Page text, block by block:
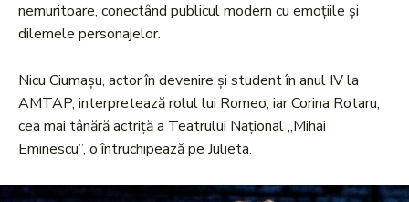
nemuritoare, conectând publicul modern cu emoțiile și
dilemele personajelor.
Nicu Ciumașu, actor în devenire și student în anul IV la
AMTAP, interpretează rolul lui Romeo, iar Corina Rotaru,
cea mai tânără actriță a Teatrului Național „Mihai
Eminescu”, o întruchipează pe Julieta.